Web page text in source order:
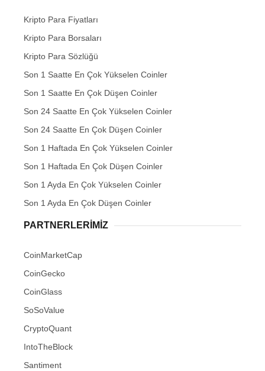
Kripto Para Fiyatları
Kripto Para Borsaları
Kripto Para Sözlüğü
Son 1 Saatte En Çok Yükselen Coinler
Son 1 Saatte En Çok Düşen Coinler
Son 24 Saatte En Çok Yükselen Coinler
Son 24 Saatte En Çok Düşen Coinler
Son 1 Haftada En Çok Yükselen Coinler
Son 1 Haftada En Çok Düşen Coinler
Son 1 Ayda En Çok Yükselen Coinler
Son 1 Ayda En Çok Düşen Coinler
PARTNERLERIMIZ
CoinMarketCap
CoinGecko
CoinGlass
SoSoValue
CryptoQuant
IntoTheBlock
Santiment